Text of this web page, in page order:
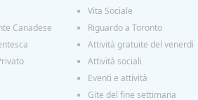
Canadese
Vita Sociale
Riguardo a Toronto
Attività gratuite del venerdì
Attività sociali
Eventi e attività
Gite del fine settimana